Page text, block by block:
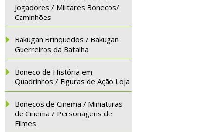
Jogadores / Militares Bonecos/
Caminhões
Bakugan Brinquedos / Bakugan
Guerreiros da Batalha
Boneco de História em
Quadrinhos / Figuras de Ação Loja
Bonecos de Cinema / Miniaturas
de Cinema / Personagens de
Filmes